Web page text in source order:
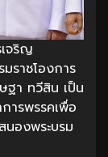
จริญ
ราชโองการ
ฐา ทวีสิน เป็น
ารพรรคเพื่อ
องพระบรม